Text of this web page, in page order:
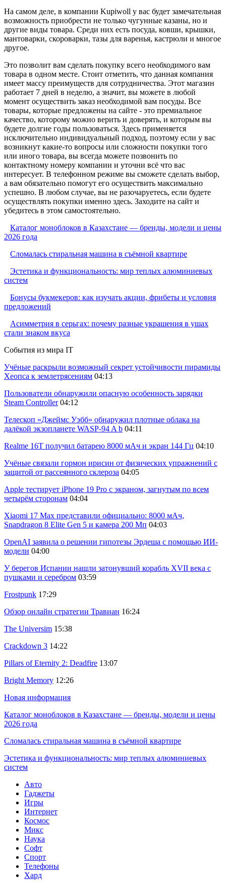
На самом деле, в компании Kupiwoll у вас будет замечательная
возможность приобрести не только чугунные казаны, но и
другие виды товара. Среди них есть посуда, ковши, крышки,
мантоварки, скороварки, тазы для варенья, кастрюли и многое
другое.
Это позволит вам сделать покупку всего необходимого вам
товара в одном месте. Стоит отметить, что данная компания
имеет массу преимуществ для сотрудничества. Этот магазин
работает 7 дней в неделю, а значит, вы можете в любой
момент осуществить заказ необходимой вам посуды. Все
товары, которые предложены на сайте - это премиальное
качество, которому можно верить и доверять, и которым вы
будете долгие годы пользоваться. Здесь применяется
исключительно индивидуальный подход, поэтому если у вас
возникнут какие-то вопросы или сложности покупки того
или иного товара, вы всегда можете позвонить по
контактному номеру компании и уточни всё что вас
интересует. В телефонном режиме вы сможете сделать выбор,
а вам обязательно помогут его осуществить максимально
успешно. В любом случае, вы не разочаруетесь, если будете
осуществлять покупки именно здесь. Заходите на сайт и
убедитесь в этом самостоятельно.
Каталог моноблоков в Казахстане — бренды, модели и цены
2026 года
Сломалась стиральная машина в съёмной квартире
Эстетика и функциональность: мир теплых алюминиевых
систем
Бонусы букмекеров: как изучать акции, фрибеты и условия
предложений
Асимметрия в серьгах: почему разные украшения в ушах
стали знаком вкуса
События из мира IT
Учёные раскрыли возможный секрет устойчивости пирамиды
Хеопса к землетрясениям 04:13
Пользователи обнаружили опасную особенность зарядки
Steam Controller 04:12
Телескоп «Джеймс Уэбб» обнаружил плотные облака на
далёкой экзопланете WASP-94 A b 04:11
Realme 16T получил батарею 8000 мАч и экран 144 Гц 04:10
Учёные связали гормон ирисин от физических упражнений с
защитой от рассеянного склероза 04:05
Apple тестирует iPhone 19 Pro с экраном, загнутым по всем
четырём сторонам 04:04
Xiaomi 17 Max представили официально: 8000 мАч,
Snapdragon 8 Elite Gen 5 и камера 200 Мп 04:03
OpenAI заявила о решении гипотезы Эрдеша с помощью ИИ-
модели 04:00
У берегов Испании нашли затонувший корабль XVII века с
пушками и серебром 03:59
Frostpunk 17:29
Обзор онлайн стратегии Травиан 16:24
The Universim 15:38
Crackdown 3 14:22
Pillars of Eternity 2: Deadfire 13:07
Bright Memory 12:26
Новая информация
Каталог моноблоков в Казахстане — бренды, модели и цены
2026 года
Сломалась стиральная машина в съёмной квартире
Эстетика и функциональность: мир теплых алюминиевых
систем
Авто
Гаджеты
Игры
Интернет
Космос
Микс
Наука
Софт
Спорт
Телефоны
Хард